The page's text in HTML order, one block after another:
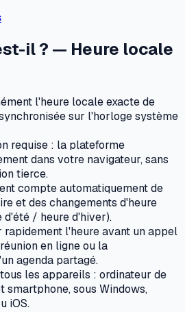
il ? — Heure locale
l'heure locale exacte de
sur l'horloge système
requise : la plateforme
dans votre navigateur, sans
tierce.
compte automatiquement de
et des changements d'heure
d'été / heure d'hiver).
l'heure avant un appel
en ligne ou la
agenda partagé.
les appareils : ordinateur de
smartphone, sous Windows,
iOS.